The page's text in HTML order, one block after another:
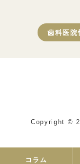
歯科医院
Copyright ©
コラム